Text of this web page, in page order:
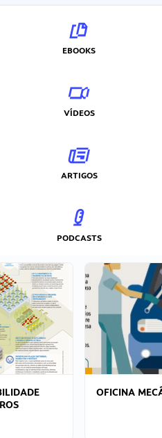
EBOOKS
VÍDEOS
ARTIGOS
PODCASTS
OFICINA